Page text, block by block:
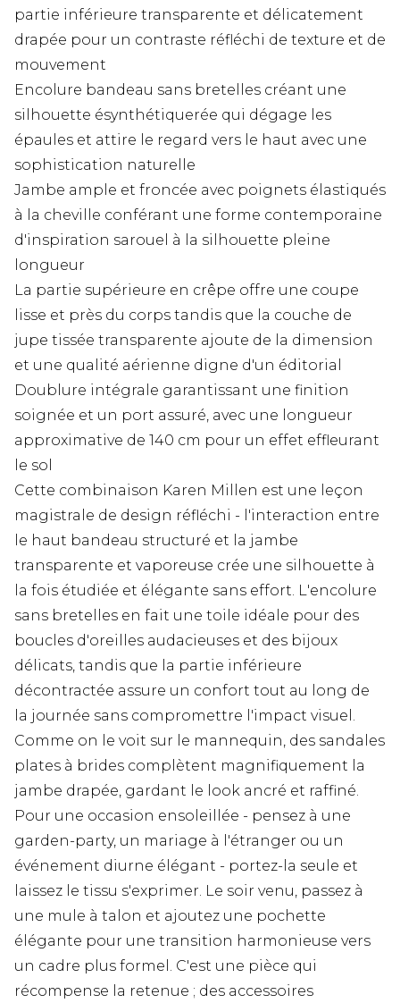
partie inférieure transparente et délicatement
drapée pour un contraste réfléchi de texture et de
mouvement
Encolure bandeau sans bretelles créant une
silhouette ésynthétiquerée qui dégage les
épaules et attire le regard vers le haut avec une
sophistication naturelle
Jambe ample et froncée avec poignets élastiqués
à la cheville conférant une forme contemporaine
d'inspiration sarouel à la silhouette pleine
longueur
La partie supérieure en crêpe offre une coupe
lisse et près du corps tandis que la couche de
jupe tissée transparente ajoute de la dimension
et une qualité aérienne digne d'un éditorial
Doublure intégrale garantissant une finition
soignée et un port assuré, avec une longueur
approximative de 140 cm pour un effet effleurant
le sol
Cette combinaison Karen Millen est une leçon
magistrale de design réfléchi - l'interaction entre
le haut bandeau structuré et la jambe
transparente et vaporeuse crée une silhouette à
la fois étudiée et élégante sans effort. L'encolure
sans bretelles en fait une toile idéale pour des
boucles d'oreilles audacieuses et des bijoux
délicats, tandis que la partie inférieure
décontractée assure un confort tout au long de
la journée sans compromettre l'impact visuel.
Comme on le voit sur le mannequin, des sandales
plates à brides complètent magnifiquement la
jambe drapée, gardant le look ancré et raffiné.
Pour une occasion ensoleillée - pensez à une
garden-party, un mariage à l'étranger ou un
événement diurne élégant - portez-la seule et
laissez le tissu s'exprimer. Le soir venu, passez à
une mule à talon et ajoutez une pochette
élégante pour une transition harmonieuse vers
un cadre plus formel. C'est une pièce qui
récompense la retenue ; des accessoires